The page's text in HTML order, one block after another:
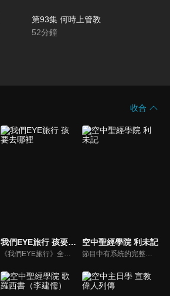
第93集 何時上管教
52分鐘
收合
我們EYE旅行 孩要去哪裡 空中聖經學院 利未記
節目中有系統的完整講解聖經真理，邀請受過解經講道訓練的老師，按著正意分解真理的道，帶領弟兄姊妹更深的了解聖經的浩瀚與偉大